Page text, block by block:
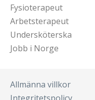
Fysioterapeut
Arbetsterapeut
Undersköterska
Jobb i Norge
Allmänna villkor
Integritetspolicy